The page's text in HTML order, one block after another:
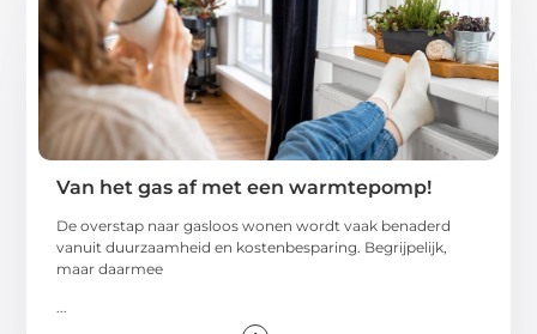
Van het gas af met een warmtepomp!
De overstap naar gasloos wonen wordt vaak benaderd
vanuit duurzaamheid en kostenbesparing. Begrijpelijk,
maar daarmee
...